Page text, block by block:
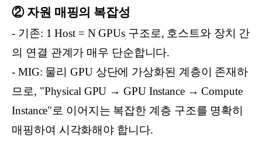
② 자원 매핑의 복잡성
- 기존: 1 Host = N GPUs 구조로, 호스트와 장치 간
의 연결 관계가 매우 단순합니다.
- MIG: 물리 GPU 상단에 가상화된 계층이 존재하
므로, "Physical GPU → GPU Instance → Compute
Instance"로 이어지는 복잡한 계층 구조를 명확히
매핑하여 시각화해야 합니다.